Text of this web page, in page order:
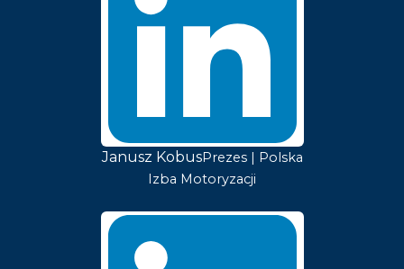
Janusz KobusPrezes | Polska
Izba Motoryzacji